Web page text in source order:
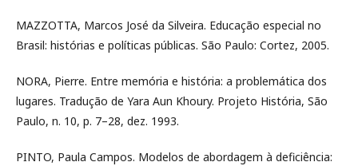
MAZZOTTA, Marcos José da Silveira. Educação especial no
Brasil: histórias e políticas públicas. São Paulo: Cortez, 2005.
NORA, Pierre. Entre memória e história: a problemática dos
lugares. Tradução de Yara Aun Khoury. Projeto História, São
Paulo, n. 10, p. 7–28, dez. 1993.
PINTO, Paula Campos. Modelos de abordagem à deficiência: